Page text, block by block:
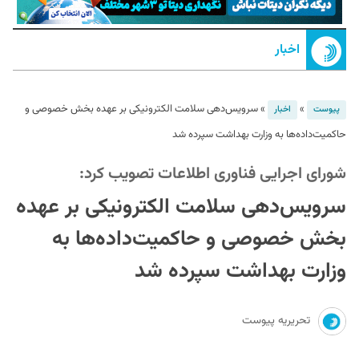
اخبار
پیوست » اخبار »سرویس‌دهی سلامت الکترونیکی بر عهده بخش خصوصی و
حاکمیت‌داده‌ها به وزارت بهداشت سپرده شد
شورای اجرایی فناوری اطلاعات تصویب کرد:
سرویس‌دهی سلامت الکترونیکی بر عهده
بخش خصوصی و حاکمیت‌داده‌ها به
وزارت بهداشت سپرده شد
تحریریه پیوست